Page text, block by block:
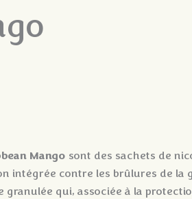
Mango sont des sachets de
intégrée contre les brûlures de la
granulée qui, associée à la